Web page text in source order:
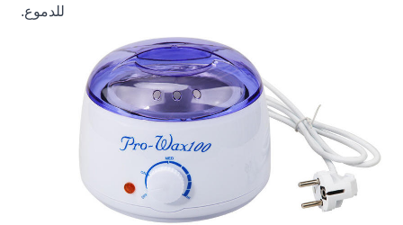
للدموع.